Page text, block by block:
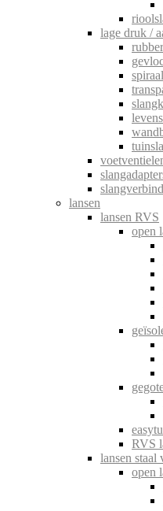
lage druk /
lansen
lansen RVS
open
RVS
lansen staal
open